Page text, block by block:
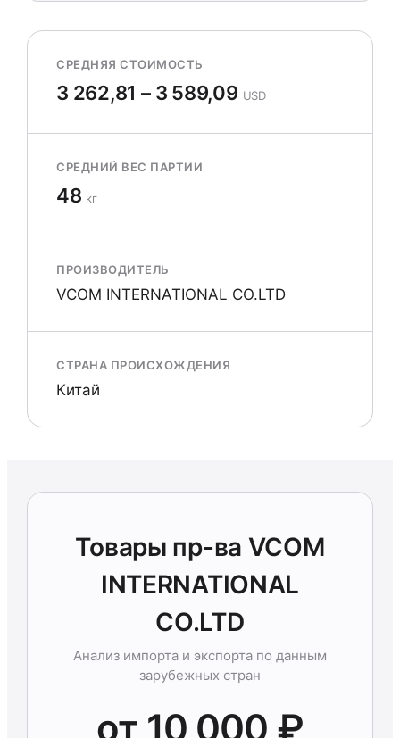
СРЕДНЯЯ СТОИМОСТЬ
3 262,81 – 3 589,09 USD
СРЕДНИЙ ВЕС ПАРТИИ
48 кг
ПРОИЗВОДИТЕЛЬ
VCOM INTERNATIONAL CO.LTD
СТРАНА ПРОИСХОЖДЕНИЯ
Китай
Товары пр-ва VCOM
INTERNATIONAL
CO.LTD
Анализ импорта и экспорта по данным
зарубежных стран
от 10 000 ₽